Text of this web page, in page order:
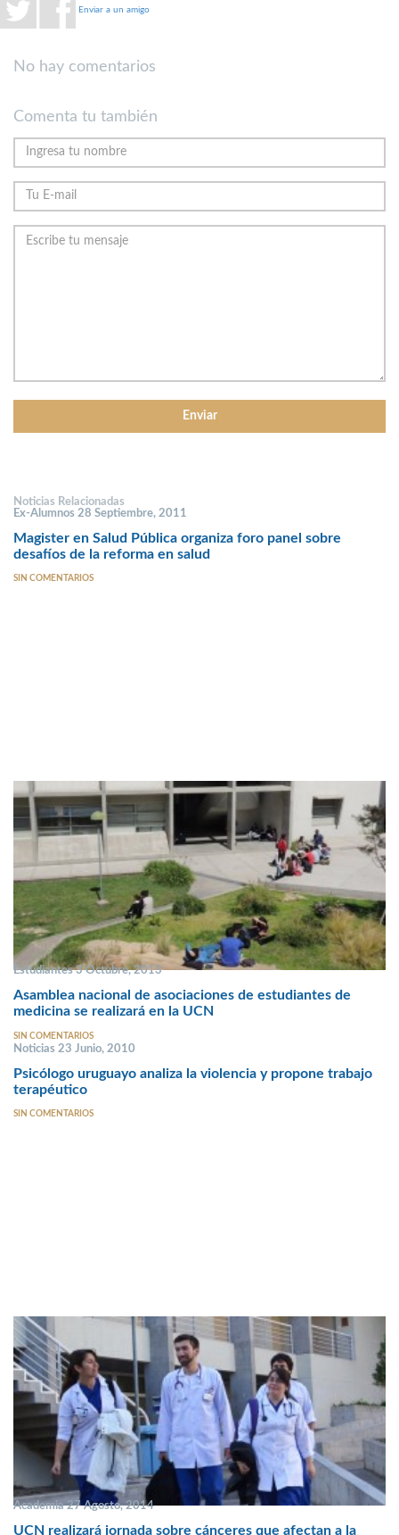
Enviar a un amigo
No hay comentarios
Comenta tu también
Noticias Relacionadas
Ex-Alumnos 28 Septiembre, 2011
Magister en Salud Pública organiza foro panel sobre
desafíos de la reforma en salud
SIN COMENTARIOS
Estudiantes 3 Octubre, 2013
Asamblea nacional de asociaciones de estudiantes de
medicina se realizará en la UCN
SIN COMENTARIOS
Noticias 23 Junio, 2010
Psicólogo uruguayo analiza la violencia y propone trabajo
terapéutico
SIN COMENTARIOS
Academia 27 Agosto, 2014
UCN realizará jornada sobre cánceres que afectan a la